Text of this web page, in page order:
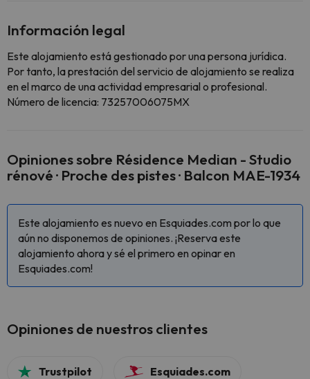
Información legal
Este alojamiento está gestionado por una persona jurídica.
Por tanto, la prestación del servicio de alojamiento se realiza
en el marco de una actividad empresarial o profesional.
Número de licencia: 73257006075MX
Opiniones sobre Résidence Median - Studio
rénové · Proche des pistes · Balcon MAE-1934
Este alojamiento es nuevo en Esquiades.com por lo que
aún no disponemos de opiniones. ¡Reserva este
alojamiento ahora y sé el primero en opinar en
Esquiades.com!
Opiniones de nuestros clientes
Trustpilot Esquiades.com